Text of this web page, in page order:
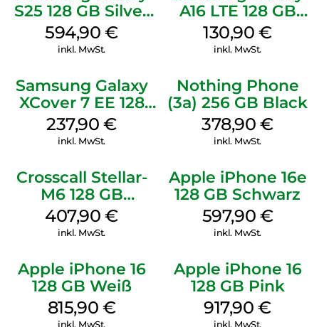
S25 128 GB Silver
Shadow
594,90€
inkl. MwSt.
A16 LTE 128 GB
Black
130,90€
inkl. MwSt.
Samsung Galaxy
XCover 7 EE 128
GB Black
237,90€
inkl. MwSt.
Nothing Phone
(3a) 256 GB Black
378,90€
inkl. MwSt.
Crosscall Stellar-
M6 128 GB
Schwarz
407,90€
inkl. MwSt.
Apple iPhone 16e
128 GB Schwarz
597,90 €
inkl. MwSt.
Apple iPhone 16
128 GB Weiß
815,90 €
inkl. MwSt.
Apple iPhone 16
128 GB Pink
917,90€
inkl. MwSt.